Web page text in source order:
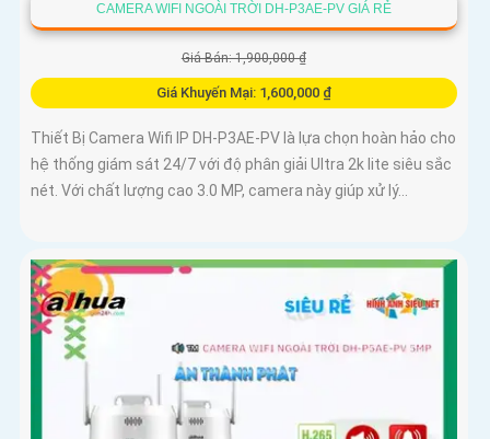
CAMERA WIFI NGOÀI TRỜI DH-P3AE-PV GIÁ RẺ
Giá Bán: 1,900,000 ₫
Giá Khuyến Mại: 1,600,000 ₫
Thiết Bị Camera Wifi IP DH-P3AE-PV là lựa chọn hoàn hảo cho
hệ thống giám sát 24/7 với độ phân giải Ultra 2k lite siêu sắc
nét. Với chất lượng cao 3.0 MP, camera này giúp xử lý...